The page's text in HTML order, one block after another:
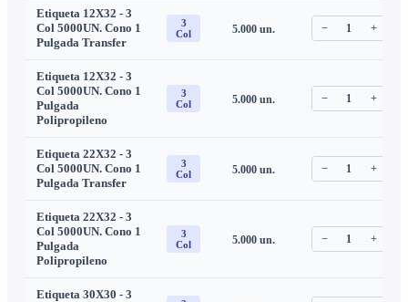
Etiqueta 12X32 - 3
Col 5000UN. Cono 1
Pulgada Transfer
3
Col
5.000un. − 1 +
Etiqueta 12X32 - 3
Col 5000UN. Cono 1
Pulgada
Polipropileno
3
Col
5.000un. − 1 +
Etiqueta 22X32 - 3
Col 5000UN. Cono 1
Pulgada Transfer
3
Col
5.000un. − 1 +
Etiqueta 22X32 - 3
Col 5000UN. Cono 1
Pulgada
Polipropileno
3
Col
5.000un. − 1 +
Etiqueta 30X30 - 3